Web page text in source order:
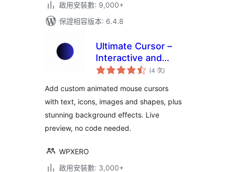
啟用安裝數: 9,000+
保證相容版本: 6.4.8
Ultimate Cursor –
Interactive and
Animated Cursor
Effects Toolkit
(4 次評
分
數
)
Add custom animated mouse cursors
with text, icons, images and shapes, plus
stunning background effects. Live
preview, no code needed.
WPXERO
啟用安裝數: 3,000+